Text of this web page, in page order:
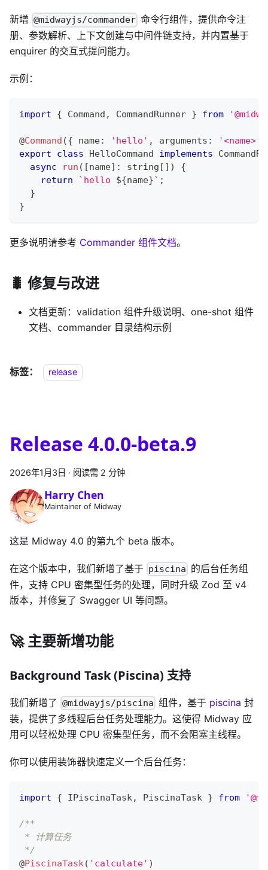
新增 @midwayjs/commander 命令行组件，提供命令注
册、参数解析、上下文创建与中间件链支持，并内置基于
enquirer 的交互式提问能力。
示例：
import { Command , CommandRunner } from
@Command ({ name: 'hello' , arguments : '<name>'
export
class HelloCommand implements
async
run ( [name] : string [ ] )
{
return
` hello ${name} ` ;
}
}
更多说明请参考 Commander 组件文档。
🐛 修复与改进
文档更新：validation 组件升级说明、one-shot 组件
文档、commander 目录结构示例
标签： release
Release 4.0.0-beta.9
2026年1月3日 · 阅读需 2 分钟
Harry Chen
Maintainer of Midway
这是 Midway 4.0 的第九个 beta 版本。
在这个版本中，我们新增了基于 piscina 的后台任务组
件，支持 CPU 密集型任务的处理，同时升级 Zod 至 v4
版本，并修复了 Swagger UI 等问题。
🚀 主要新增功能
Background Task (Piscina) 支持
我们新增了 @midwayjs/piscina 组件，基于 piscina 封
装，提供了多线程后台任务处理能力。这使得 Midway 应
用可以轻松处理 CPU 密集型任务，而不会阻塞主线程。
你可以使用装饰器快速定义一个后台任务：
import { IPiscinaTask, PiscinaTask } from
/**
* 计算任务
*/
@PiscinaTask( 'calculate' )